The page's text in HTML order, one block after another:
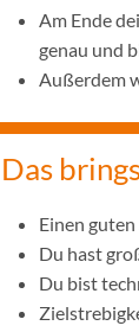
Am Ende
genau und
Außerdem
Das
Einen
Du hast
Du bist